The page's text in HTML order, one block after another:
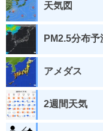
天気図
PM2.5分布予
アメダス
2週間天気